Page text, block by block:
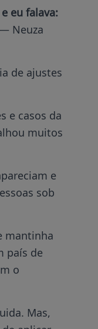
eu falava:
Neuza
de ajustes
e casos da
muitos
e
sob
mantinha
país de
o
Mas,